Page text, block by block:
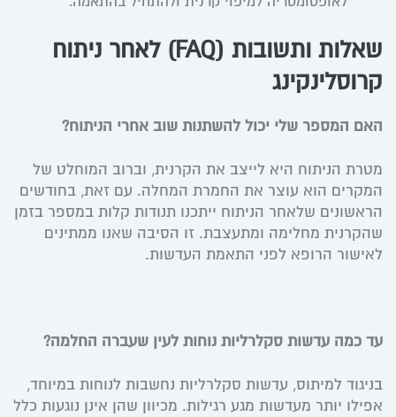
שאלות ותשובות (FAQ) לאחר ניתוח
קרוסלינקינג
האם המספר שלי יכול להשתנות שוב אחרי הניתוח?
מטרת הניתוח היא לייצב את הקרנית, וברוב המוחלט של
המקרים הוא עוצר את החמרת המחלה. עם זאת, בחודשים
הראשונים שלאחר הניתוח ייתכנו תנודות קלות במספר בזמן
שהקרנית מחלימה ומתעצבת. זו הסיבה שאנו ממתינים
לאישור הרופא לפני התאמת העדשות.
עד כמה עדשות סקלרליות נוחות לעין שעברה החלמה?
בניגוד למיתוס, עדשות סקלרליות נחשבות לנוחות במיוחד,
אפילו יותר מעדשות מגע רגילות. מכיוון שהן אינן נוגעות כלל